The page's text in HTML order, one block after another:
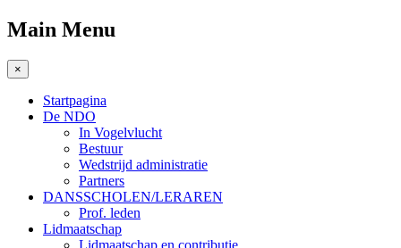
Main Menu
×
Startpagina
De NDO
In Vogelvlucht
Bestuur
Wedstrijd administratie
Partners
DANSSCHOLEN/LERAREN
Prof. leden
Lidmaatschap
Lidmaatschap en contributie